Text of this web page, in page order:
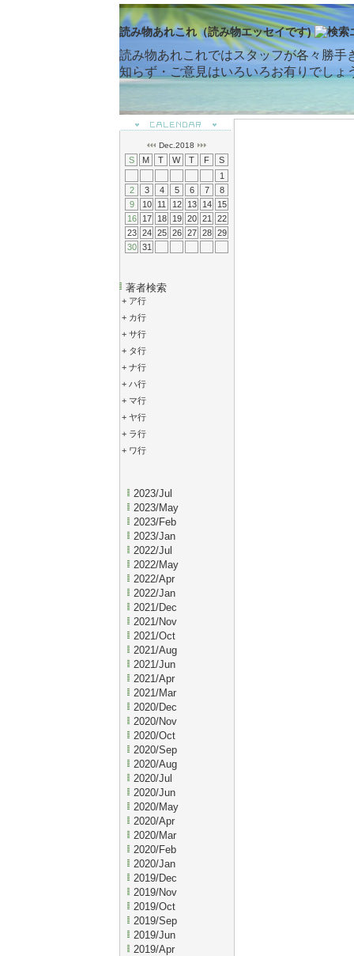
読み物あれこれ（読み物エッセイです)
読み物あれこれではスタッフが各々勝
知らず・ご意見はいろいろお有りでし
Dec.2018
S M T W T F
S
1
2
3 4 5 6 7
8
9
10 11 12 13 14
15
16
17 18 19 20 21
22
23
24 25 26 27 28
29
30
31
著者検索
+ ア行
+ カ行
+ サ行
+ タ行
+ ナ行
+ ハ行
+ マ行
+ ヤ行
+ ラ行
+ ワ行
2023/Jul
2023/May
2023/Feb
2023/Jan
2022/Jul
2022/May
2022/Apr
2022/Jan
2021/Dec
2021/Nov
2021/Oct
2021/Aug
2021/Jun
2021/Apr
2021/Mar
2020/Dec
2020/Nov
2020/Oct
2020/Sep
2020/Aug
2020/Jul
2020/Jun
2020/May
2020/Apr
2020/Mar
2020/Feb
2020/Jan
2019/Dec
2019/Nov
2019/Oct
2019/Sep
2019/Jun
2019/Apr